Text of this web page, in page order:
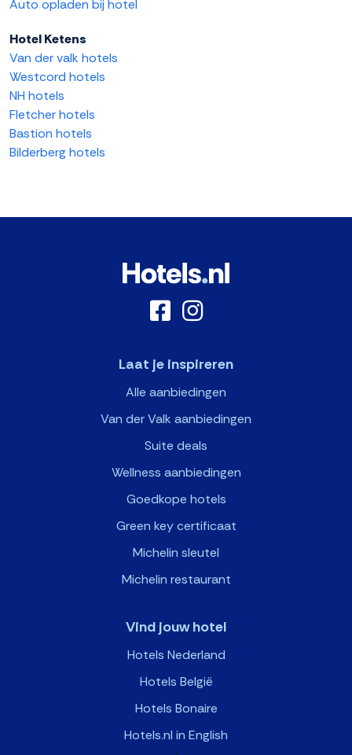
Auto opladen bij hotel
Hotel Ketens
Van der valk hotels
Westcord hotels
NH hotels
Fletcher hotels
Bastion hotels
Bilderberg hotels
Laat je inspireren
Alle aanbiedingen
Van der Valk aanbiedingen
Suite deals
Wellness aanbiedingen
Goedkope hotels
Green key certificaat
Michelin sleutel
Michelin restaurant
Vind jouw hotel
Hotels Nederland
Hotels België
Hotels Bonaire
Hotels.nl in English